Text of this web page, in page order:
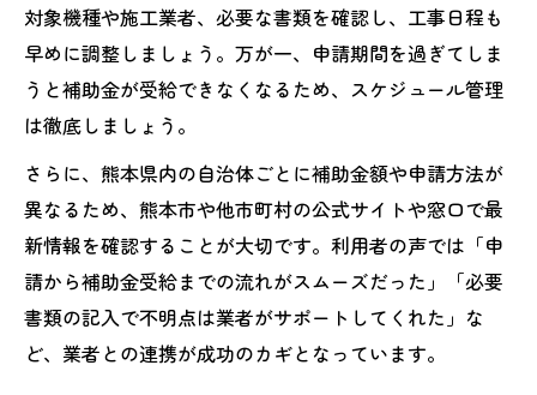
対象機種や施工業者、必要な書類を確認し、工事日程も
早めに調整しましょう。万が一、申請期間を過ぎてしま
うと補助金が受給できなくなるため、スケジュール管理
は徹底しましょう。
さらに、熊本県内の自治体ごとに補助金額や申請方法が
異なるため、熊本市や他市町村の公式サイトや窓口で最
新情報を確認することが大切です。利用者の声では「申
請から補助金受給までの流れがスムーズだった」「必要
書類の記入で不明点は業者がサポートしてくれた」な
ど、業者との連携が成功のカギとなっています。